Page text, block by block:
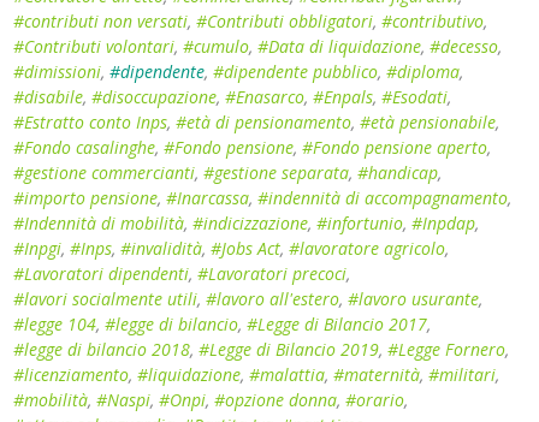
#contributi non versati,#Contributi obbligatori,#contributivo,
#Contributi volontari,#cumulo,#Data di liquidazione,#decesso,
#dimissioni,#dipendente,#dipendente pubblico,#diploma,
#disabile,#disoccupazione,#Enasarco,#Enpals,#Esodati,
#Estratto conto Inps,#età di pensionamento,#età pensionabile,
#Fondo casalinghe,#Fondo pensione,#Fondo pensione aperto,
#gestione commercianti,#gestione separata,#handicap,
#importo pensione,#Inarcassa,#indennità di accompagnamento,
#Indennità di mobilità,#indicizzazione,#infortunio,#Inpdap,
#Inpgi,#Inps,#invalidità,#Jobs Act,#lavoratore agricolo,
#Lavoratori dipendenti,#Lavoratori precoci,
#lavori socialmente utili,#lavoro all'estero,#lavoro usurante,
#legge 104,#legge di bilancio,#Legge di Bilancio 2017,
#legge di bilancio 2018,#Legge di Bilancio 2019,#Legge Fornero,
#licenziamento,#liquidazione,#malattia,#maternità,#militari,
#mobilità,#Naspi,#Onpi,#opzione donna,#orario,